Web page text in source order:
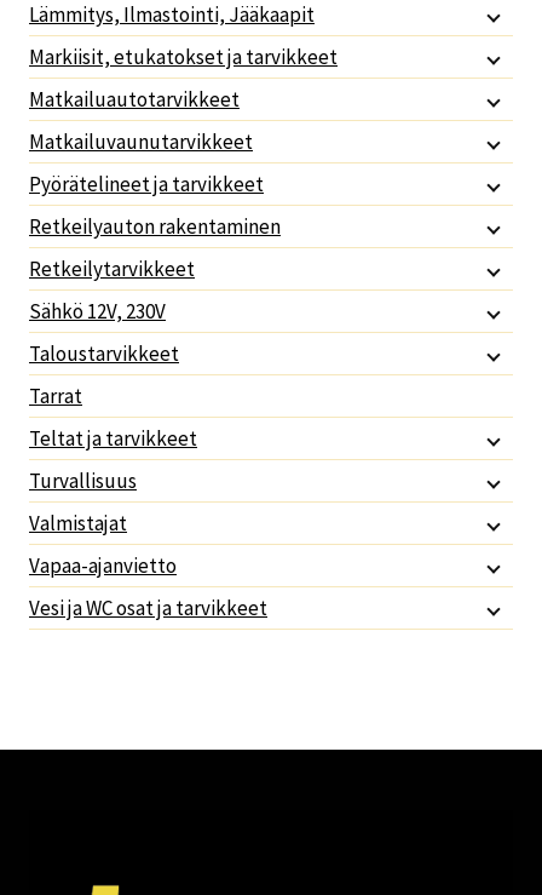
Lämmitys, Ilmastointi, Jääkaapit
Markiisit, etukatokset ja tarvikkeet
Matkailuautotarvikkeet
Matkailuvaunutarvikkeet
Pyörätelineet ja tarvikkeet
Retkeilyauton rakentaminen
Retkeilytarvikkeet
Sähkö 12V, 230V
Taloustarvikkeet
Tarrat
Teltat ja tarvikkeet
Turvallisuus
Valmistajat
Vapaa-ajanvietto
Vesi ja WC osat ja tarvikkeet